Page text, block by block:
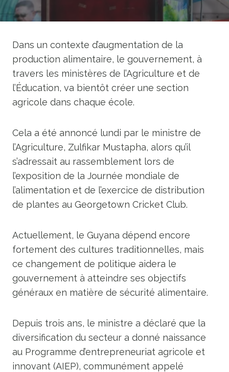
Dans un contexte d’augmentation de la
production alimentaire, le gouvernement, à
travers les ministères de l’Agriculture et de
l’Éducation, va bientôt créer une section
agricole dans chaque école.
Cela a été annoncé lundi par le ministre de
l’Agriculture, Zulfikar Mustapha, alors qu’il
s’adressait au rassemblement lors de
l’exposition de la Journée mondiale de
l’alimentation et de l’exercice de distribution
de plantes au Georgetown Cricket Club.
Actuellement, le Guyana dépend encore
fortement des cultures traditionnelles, mais
ce changement de politique aidera le
gouvernement à atteindre ses objectifs
généraux en matière de sécurité alimentaire.
Depuis trois ans, le ministre a déclaré que la
diversification du secteur a donné naissance
au Programme d’entrepreneuriat agricole et
innovant (AIEP), communément appelé